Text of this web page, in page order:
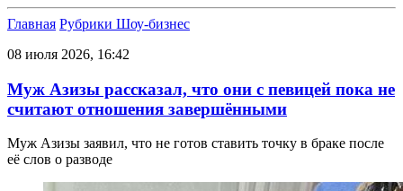
Главная Рубрики Шоу-бизнес
08 июля 2026, 16:42
Муж Азизы рассказал, что они с певицей пока не
считают отношения завершёнными
Муж Азизы заявил, что не готов ставить точку в браке после
её слов о разводе